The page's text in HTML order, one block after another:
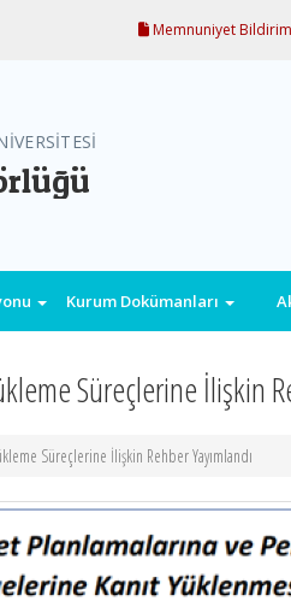
Memnuniyet
Kurum Dokümanları
Süreçlerine İlişkin
Süreçlerine İlişkin Rehber Yayımlandı